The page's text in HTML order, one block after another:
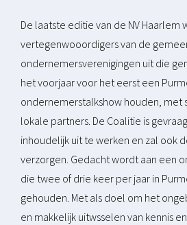
De laatste editie van de NV
vertegenwooordigers van de
ondernemersverenigingen uit die
het voorjaar voor het eerst een
ondernemerstalkshow houden, met
lokale partners. De Coalitie is
inhoudelijk uit te werken en zal ook
verzorgen. Gedacht wordt aan een
die twee of drie keer per jaar in
gehouden. Met als doel om het
en makkelijk uitwsselen van kennis